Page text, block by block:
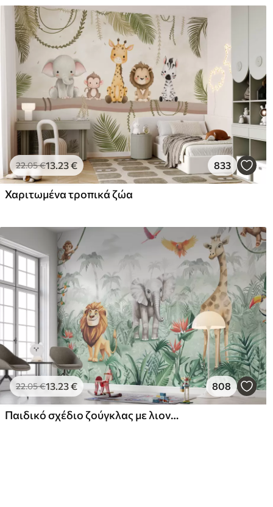
22.05€13.23€ 833
Χαριτωμένα τροπικά ζώα
22.05€13.23€ 808
Παιδικό σχέδιο ζούγκλας με λιοντάρι, καμηλοπάρδαλη, ελέφαντα και παπαγάλους